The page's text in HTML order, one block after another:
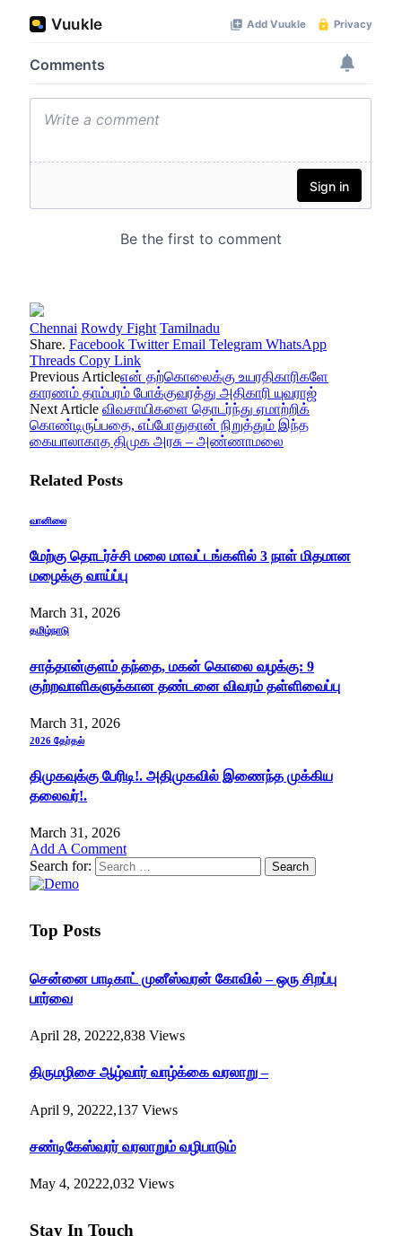
Chennai Rowdy Fight Tamilnadu
Share. Facebook Twitter Email Telegram WhatsApp
Threads Copy Link
Previous Articleஎன் தற்கொலைக்கு உயரதிகாரிகளே
காரணம் தாம்பரம் போக்குவரத்து அதிகாரி யுவராஜ்
Next Article விவசாயிகளை தொடர்ந்து ஏமாற்றிக்
கொண்டிருப்பதை, எப்போதுதான் நிறுத்தும் இந்த
கையாலாகாத திமுக அரசு – அண்ணாமலை
Related Posts
வானிலை
மேற்கு தொடர்ச்சி மலை மாவட்டங்களில் 3 நாள் மிதமான
மழைக்கு வாய்ப்பு
March 31, 2026
தமிழ்நாடு
சாத்தான்குளம் தந்தை, மகன் கொலை வழக்கு: 9
குற்றவாளிகளுக்கான தண்டனை விவரம் தள்ளிவைப்பு
March 31, 2026
2026 தேர்தல்
திமுகவுக்கு பேரிடி!. அதிமுகவில் இணைந்த முக்கிய
தலைவர்!.
March 31, 2026
Add A Comment
Search for:
Top Posts
சென்னை பாடிகாட் முனீஸ்வரன் கோவில் – ஒரு சிறப்பு
பார்வை
April 28, 20222,838 Views
திருமழிசை ஆழ்வார் வாழ்க்கை வரலாறு –
April 9, 20222,137 Views
சண்டிகேஸ்வரர் வரலாறும் வழிபாடும்
May 4, 20222,032 Views
Stay In Touch